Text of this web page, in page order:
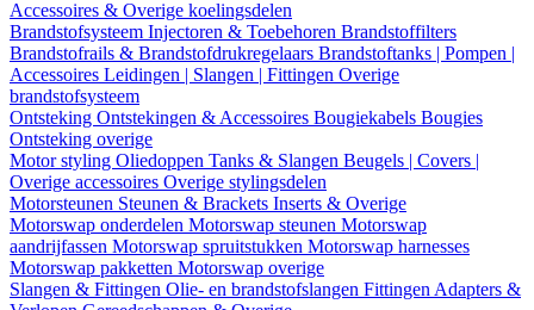
Accessoires & Overige koelingsdelen
Brandstofsysteem Injectoren & Toebehoren Brandstoffilters
Brandstofrails & Brandstofdrukregelaars Brandstoftanks | Pompen |
Accessoires Leidingen | Slangen | Fittingen Overige
brandstofsysteem
Ontsteking Ontstekingen & Accessoires Bougiekabels Bougies
Ontsteking overige
Motor styling Oliedoppen Tanks & Slangen Beugels | Covers |
Overige accessoires Overige stylingsdelen
Motorsteunen Steunen & Brackets Inserts & Overige
Motorswap onderdelen Motorswap steunen Motorswap
aandrijfassen Motorswap spruitstukken Motorswap harnesses
Motorswap pakketten Motorswap overige
Slangen & Fittingen Olie- en brandstofslangen Fittingen Adapters &